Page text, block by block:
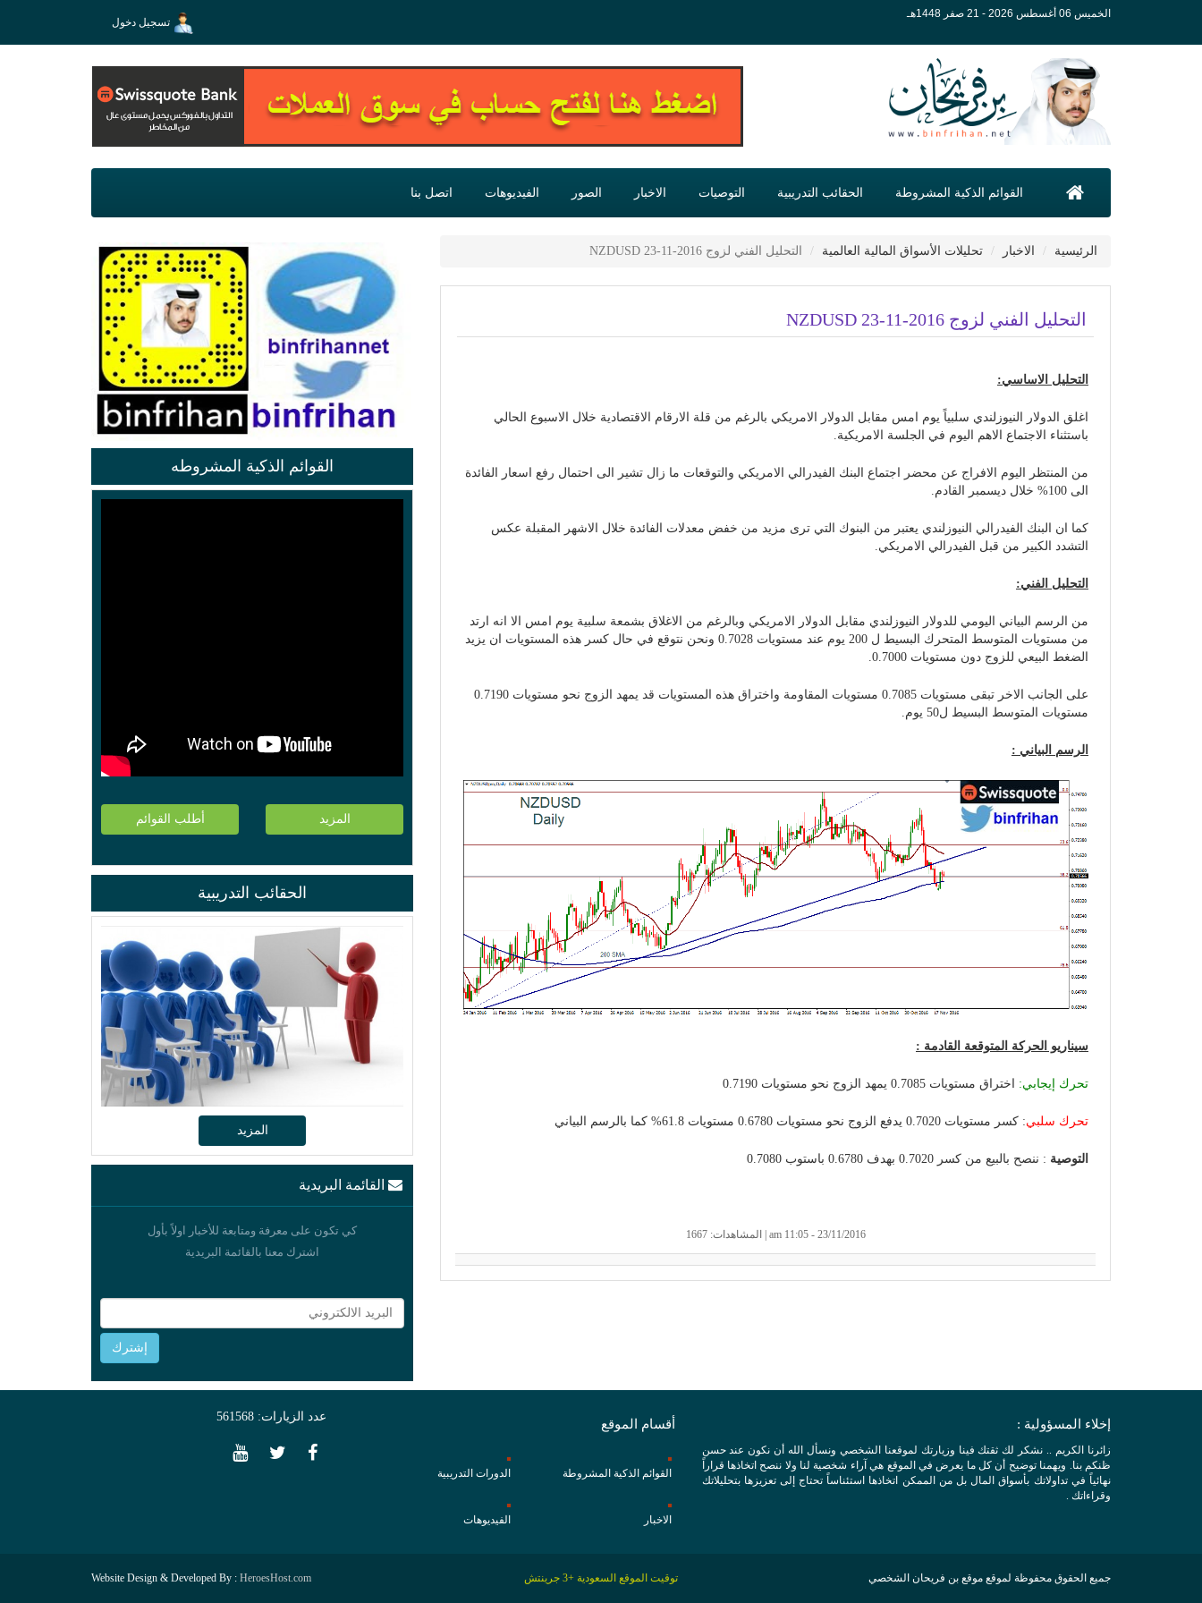
الخميس 06 أغسطس 2026 - 21 صفر 1448هـ
تسجيل دخول
القوائم الذكية المشروطة الحقائب التدريبية التوصيات الاخبار الصور الفيديوهات اتصل بنا
الرئيسية الاخبار تحليلات الأسواق المالية العالمية التحليل الفني لزوج NZDUSD 23-11-2016
التحليل الفني لزوج NZDUSD 23-11-2016
التحليل الاساسي:
اغلق الدولار النيوزلندي سلبياً يوم امس مقابل الدولار الامريكي بالرغم من قلة الارقام الاقتصادية خلال الاسبوع الحالي
باستثناء الاجتماع الاهم اليوم في الجلسة الامريكية.
من المنتظر اليوم الافراج عن محضر اجتماع البنك الفيدرالي الامريكي والتوقعات ما زال تشير الى احتمال رفع اسعار الفائدة
الى 100% خلال ديسمبر القادم.
كما ان البنك الفيدرالي النيوزلندي يعتبر من البنوك التي ترى مزيد من خفض معدلات الفائدة خلال الاشهر المقبلة عكس
التشدد الكبير من قبل الفيدرالي الامريكي.
التحليل الفني:
من الرسم البياني اليومي للدولار النيوزلندي مقابل الدولار الامريكي وبالرغم من الاغلاق بشمعة سلبية يوم امس الا انه ارتد
من مستويات المتوسط المتحرك البسيط ل 200 يوم عند مستويات 0.7028 ونحن نتوقع في حال كسر هذه المستويات ان يزيد
الضغط البيعي للزوج دون مستويات 0.7000.
على الجانب الاخر تبقى مستويات 0.7085 مستويات المقاومة واختراق هذه المستويات قد يمهد الزوج نحو مستويات 0.7190
مستويات المتوسط البسيط ل50 يوم.
الرسم البياني :
سيناريو الحركة المتوقعة القادمة :
تحرك إيجابي: اختراق مستويات 0.7085 يمهد الزوج نحو مستويات 0.7190
تحرك سلبي: كسر مستويات 0.7020 يدفع الزوج نحو مستويات 0.6780 مستويات 61.8% كما بالرسم البياني
التوصية : ننصح بالبيع من كسر 0.7020 بهدف 0.6780 باستوب 0.7080
23/11/2016 - 11:05 am | المشاهدات: 1667
القوائم الذكية المشروطه
المزيد أطلب القوائم
الحقائب التدريبية
المزيد
القائمة البريدية
كي تكون على معرفة ومتابعة للأخبار اولاً بأول
اشترك معنا بالقائمة البريدية
إخلاء المسؤولية :
زائرنا الكريم .. نشكر لك ثقتك فينا وزيارتك لموقعنا الشخصي ونسأل الله أن نكون عند حسن
ظنكم بنا. ويهمنا توضيح أن كل ما يعرض في الموقع هي آراء شخصية لنا ولا ننصح اتخاذها قراراً
نهائياً في تداولاتك بأسواق المال بل من الممكن اتخاذها استئناساً تحتاج إلى تعزيزها بتحليلاتك
وقراءاتك .
أقسام الموقع
القوائم الذكية المشروطة الدورات التدريبية
الاخبار الفيديوهات
عدد الزيارات: 561568
جميع الحقوق محفوظة لموقع موقع بن فريحان الشخصي توقيت الموقع السعودية +3 جرينتش Website Design & Developed By : HeroesHost.com